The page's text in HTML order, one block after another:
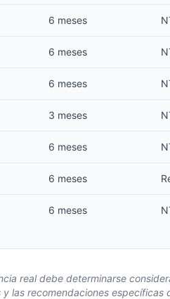
6 meses
6 meses
6 meses
3 meses
6 meses
6 meses
6 meses
real debe determinarse
las recomendaciones específicas